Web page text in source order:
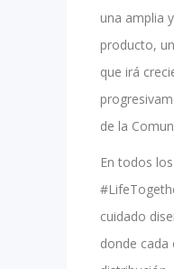
una amplia
producto,
que irá
de la
En todos
cuidado
donde cada